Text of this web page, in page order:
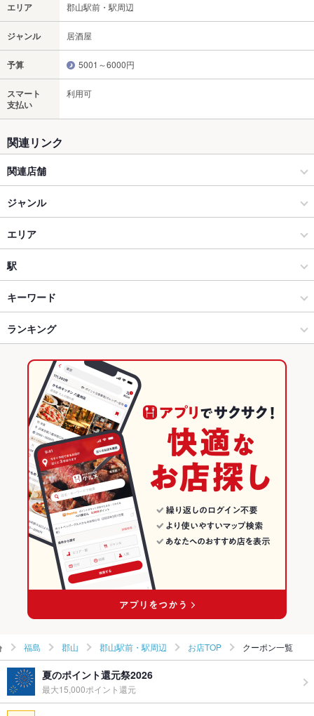
エリア 郡山駅前・駅周辺
ジャンル 居酒屋
予算 5001～6000円
スマート
支払い
利用可
関連リンク
関連店舗
炭焼うまいもん 虎々 郡山駅前
お肉炙り焼き 風虎 郡山駅前
ジャンル
居酒屋
和風
郡山 × 居酒屋
郡山 × 和風
郡山駅 × 居酒屋
郡山駅 × 和風
和食全般
郡山 × 和食
郡山 × 和食全般
郡山駅 × 和食
郡山駅 × 和食全般
エリア
郡山駅前・駅周辺
郡山駅前・駅周辺 × 居酒屋
郡山駅前・駅周辺 × 和風
郡山駅前・駅周辺 × 和食
郡山駅前・駅周辺 × 和食全般
福島 × 居酒屋
福島 × 和風
福島 × 和食
福島 × 和食全般
駅
安積永盛駅
郡山駅
郡山富田駅
キーワード
からあげ フライドポテト
アヒージョ
ランキング
福島のグルメランキング
福島の居酒屋ランキング
郡山のグルメランキング
郡山の居酒屋ランキング
郡山駅前・駅周辺のグルメランキング
郡山駅前・駅周辺の居酒屋ランキング
福島 郡山 郡山駅前・駅周辺 お店TOP クーポン一覧
夏のポイント還元祭2026
最大15,000ポイント還元